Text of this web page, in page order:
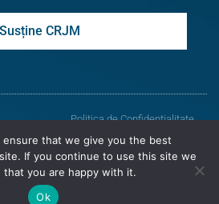
Susține CRJM
Politica de Confidențialitate
drepturile rezervate
Juridice din Moldova
ensure that we give you the best
If you continue to use this site we
that you are happy with it.
Ok